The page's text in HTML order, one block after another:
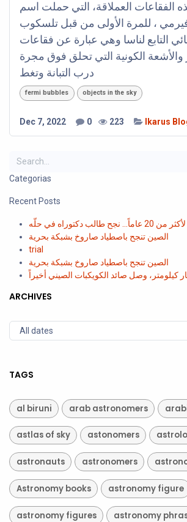
الفقاعات العملاقة، التي حملت اسم
، للمرة الأولى من قبل تلسكوب
التابع لناسا وهي عبارة عن فقاعات
الكونية التي تحلق فوق مجرة
درب التبانة وتغط
fermi bubbles objects in the sky
Dec 7, 2022 0 223 Ikarus
Categorias
Recent Posts
طالب دكتوراه في حلّه
الصين تنجح باصطياد صاروخ بشبكة بحرية
trial
الصين تنجح باصطياد صاروخ بشبكة بحرية
كيلومتر، وصل صائد الكويكبات الصيني أخيراً
ARCHIVES
TAGS
al biruni arab astronomers
astlas of sky astonomers
astronauts astronomers
Astronomy books astronomy figure
astronomy figures astronomy